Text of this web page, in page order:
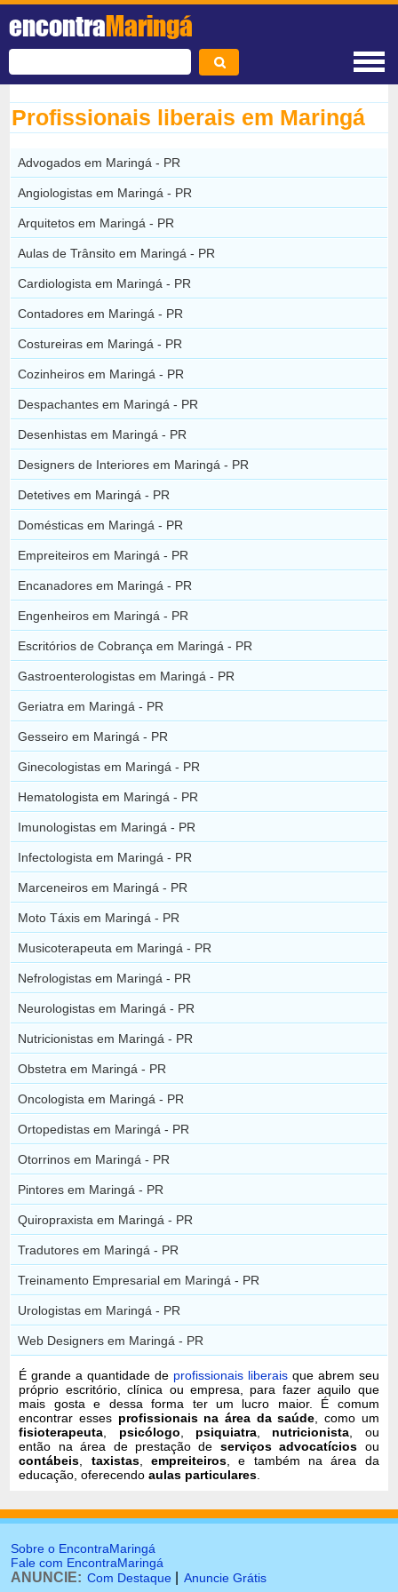
encontraMaringá
Profissionais liberais em Maringá
Advogados em Maringá - PR
Angiologistas em Maringá - PR
Arquitetos em Maringá - PR
Aulas de Trânsito em Maringá - PR
Cardiologista em Maringá - PR
Contadores em Maringá - PR
Costureiras em Maringá - PR
Cozinheiros em Maringá - PR
Despachantes em Maringá - PR
Desenhistas em Maringá - PR
Designers de Interiores em Maringá - PR
Detetives em Maringá - PR
Domésticas em Maringá - PR
Empreiteiros em Maringá - PR
Encanadores em Maringá - PR
Engenheiros em Maringá - PR
Escritórios de Cobrança em Maringá - PR
Gastroenterologistas em Maringá - PR
Geriatra em Maringá - PR
Gesseiro em Maringá - PR
Ginecologistas em Maringá - PR
Hematologista em Maringá - PR
Imunologistas em Maringá - PR
Infectologista em Maringá - PR
Marceneiros em Maringá - PR
Moto Táxis em Maringá - PR
Musicoterapeuta em Maringá - PR
Nefrologistas em Maringá - PR
Neurologistas em Maringá - PR
Nutricionistas em Maringá - PR
Obstetra em Maringá - PR
Oncologista em Maringá - PR
Ortopedistas em Maringá - PR
Otorrinos em Maringá - PR
Pintores em Maringá - PR
Quiropraxista em Maringá - PR
Tradutores em Maringá - PR
Treinamento Empresarial em Maringá - PR
Urologistas em Maringá - PR
Web Designers em Maringá - PR
É grande a quantidade de profissionais liberaisque abrem seu
próprio escritório, clínica ou empresa, para fazer aquilo que
mais gosta e dessa forma ter um lucro maior. É comum
encontrar esses profissionais na área da saúde , como um
fisioterapeuta
psicólogo psiquiatra nutricionista , ou
então na área de prestação de serviços advocatícios ou
contábeis
taxistas, empreiteiros, e também na área da
educação, oferecendoaulas particulares
Sobre o EncontraMaringá
Fale com EncontraMaringá
ANUNCIE: Com Destaque Anuncie Grátis